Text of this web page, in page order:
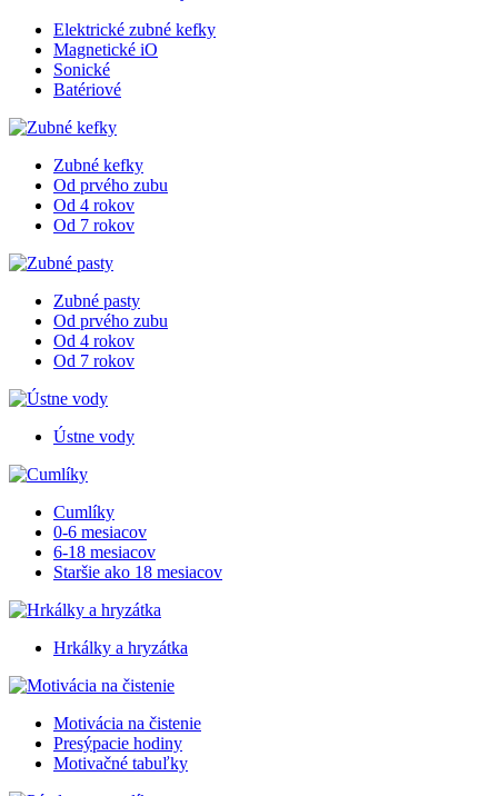
Elektrické zubné kefky
Magnetické iO
Sonické
Batériové
Zubné kefky
Od prvého zubu
Od 4 rokov
Od 7 rokov
Zubné pasty
Od prvého zubu
Od 4 rokov
Od 7 rokov
Ústne vody
Cumlíky
0-6 mesiacov
6-18 mesiacov
Staršie ako 18 mesiacov
Hrkálky a hryzátka
Motivácia na čistenie
Presýpacie hodiny
Motivačné tabuľky